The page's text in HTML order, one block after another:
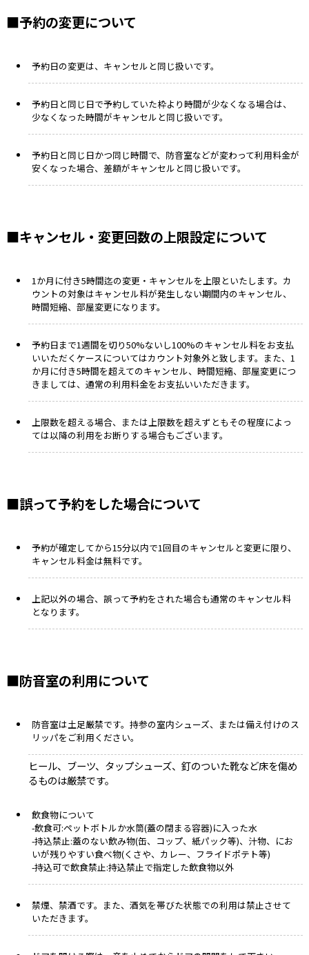
■予約の変更について
予約日の変更は、キャンセルと同じ扱いです。
予約日と同じ日で予約していた枠より時間が少なくなる場合は、
少なくなった時間がキャンセルと同じ扱いです。
予約日と同じ日かつ同じ時間で、防音室などが変わって利用料金が
安くなった場合、差額がキャンセルと同じ扱いです。
■キャンセル・変更回数の上限設定について
1か月に付き5時間迄の変更・キャンセルを上限といたします。カ
ウントの対象はキャンセル料が発生しない期間内のキャンセル、
時間短縮、部屋変更になります。
予約日まで1週間を切り50%ないし100%のキャンセル料をお支払
いいただくケースについてはカウント対象外と致します。また、1
か月に付き5時間を超えてのキャンセル、時間短縮、部屋変更につ
きましては、通常の利用料金をお支払いいただきます。
上限数を超える場合、または上限数を超えずともその程度によっ
ては以降の利用をお断りする場合もございます。
■誤って予約をした場合について
予約が確定してから15分以内で1回目のキャンセルと変更に限り、
キャンセル料金は無料です。
上記以外の場合、誤って予約をされた場合も通常のキャンセル料
となります。
■防音室の利用について
防音室は土足厳禁です。持参の室内シューズ、または備え付けのス
リッパをご利用ください。
ヒール、ブーツ、タップシューズ、釘のついた靴など床を傷め
るものは厳禁です。
飲食物について
-飲食可:ペットボトルか水筒(蓋の閉まる容器)に入った水
-持込禁止:蓋のない飲み物(缶、コップ、紙パック等)、汁物、にお
いが残りやすい食べ物(くさや、カレー、フライドポテト等)
-持込可で飲食禁止:持込禁止で指定した飲食物以外
禁煙、禁酒です。また、酒気を帯びた状態での利用は禁止させて
いただきます。